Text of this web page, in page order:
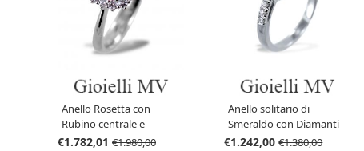
Anello Rosetta con
Rubino centrale e
contorno di diamanti
€1.782,01 €1.980,00
Anello solitario di
Smeraldo con Diamanti
sul gambo
€1.242,00€1.380,00